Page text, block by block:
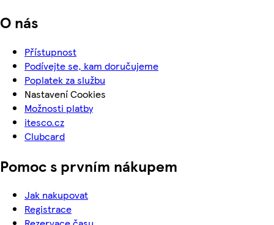
O nás
Přístupnost
Podívejte se, kam doručujeme
Poplatek za službu
Nastavení Cookies
Možnosti platby
itesco.cz
Clubcard
Pomoc s prvním nákupem
Jak nakupovat
Registrace